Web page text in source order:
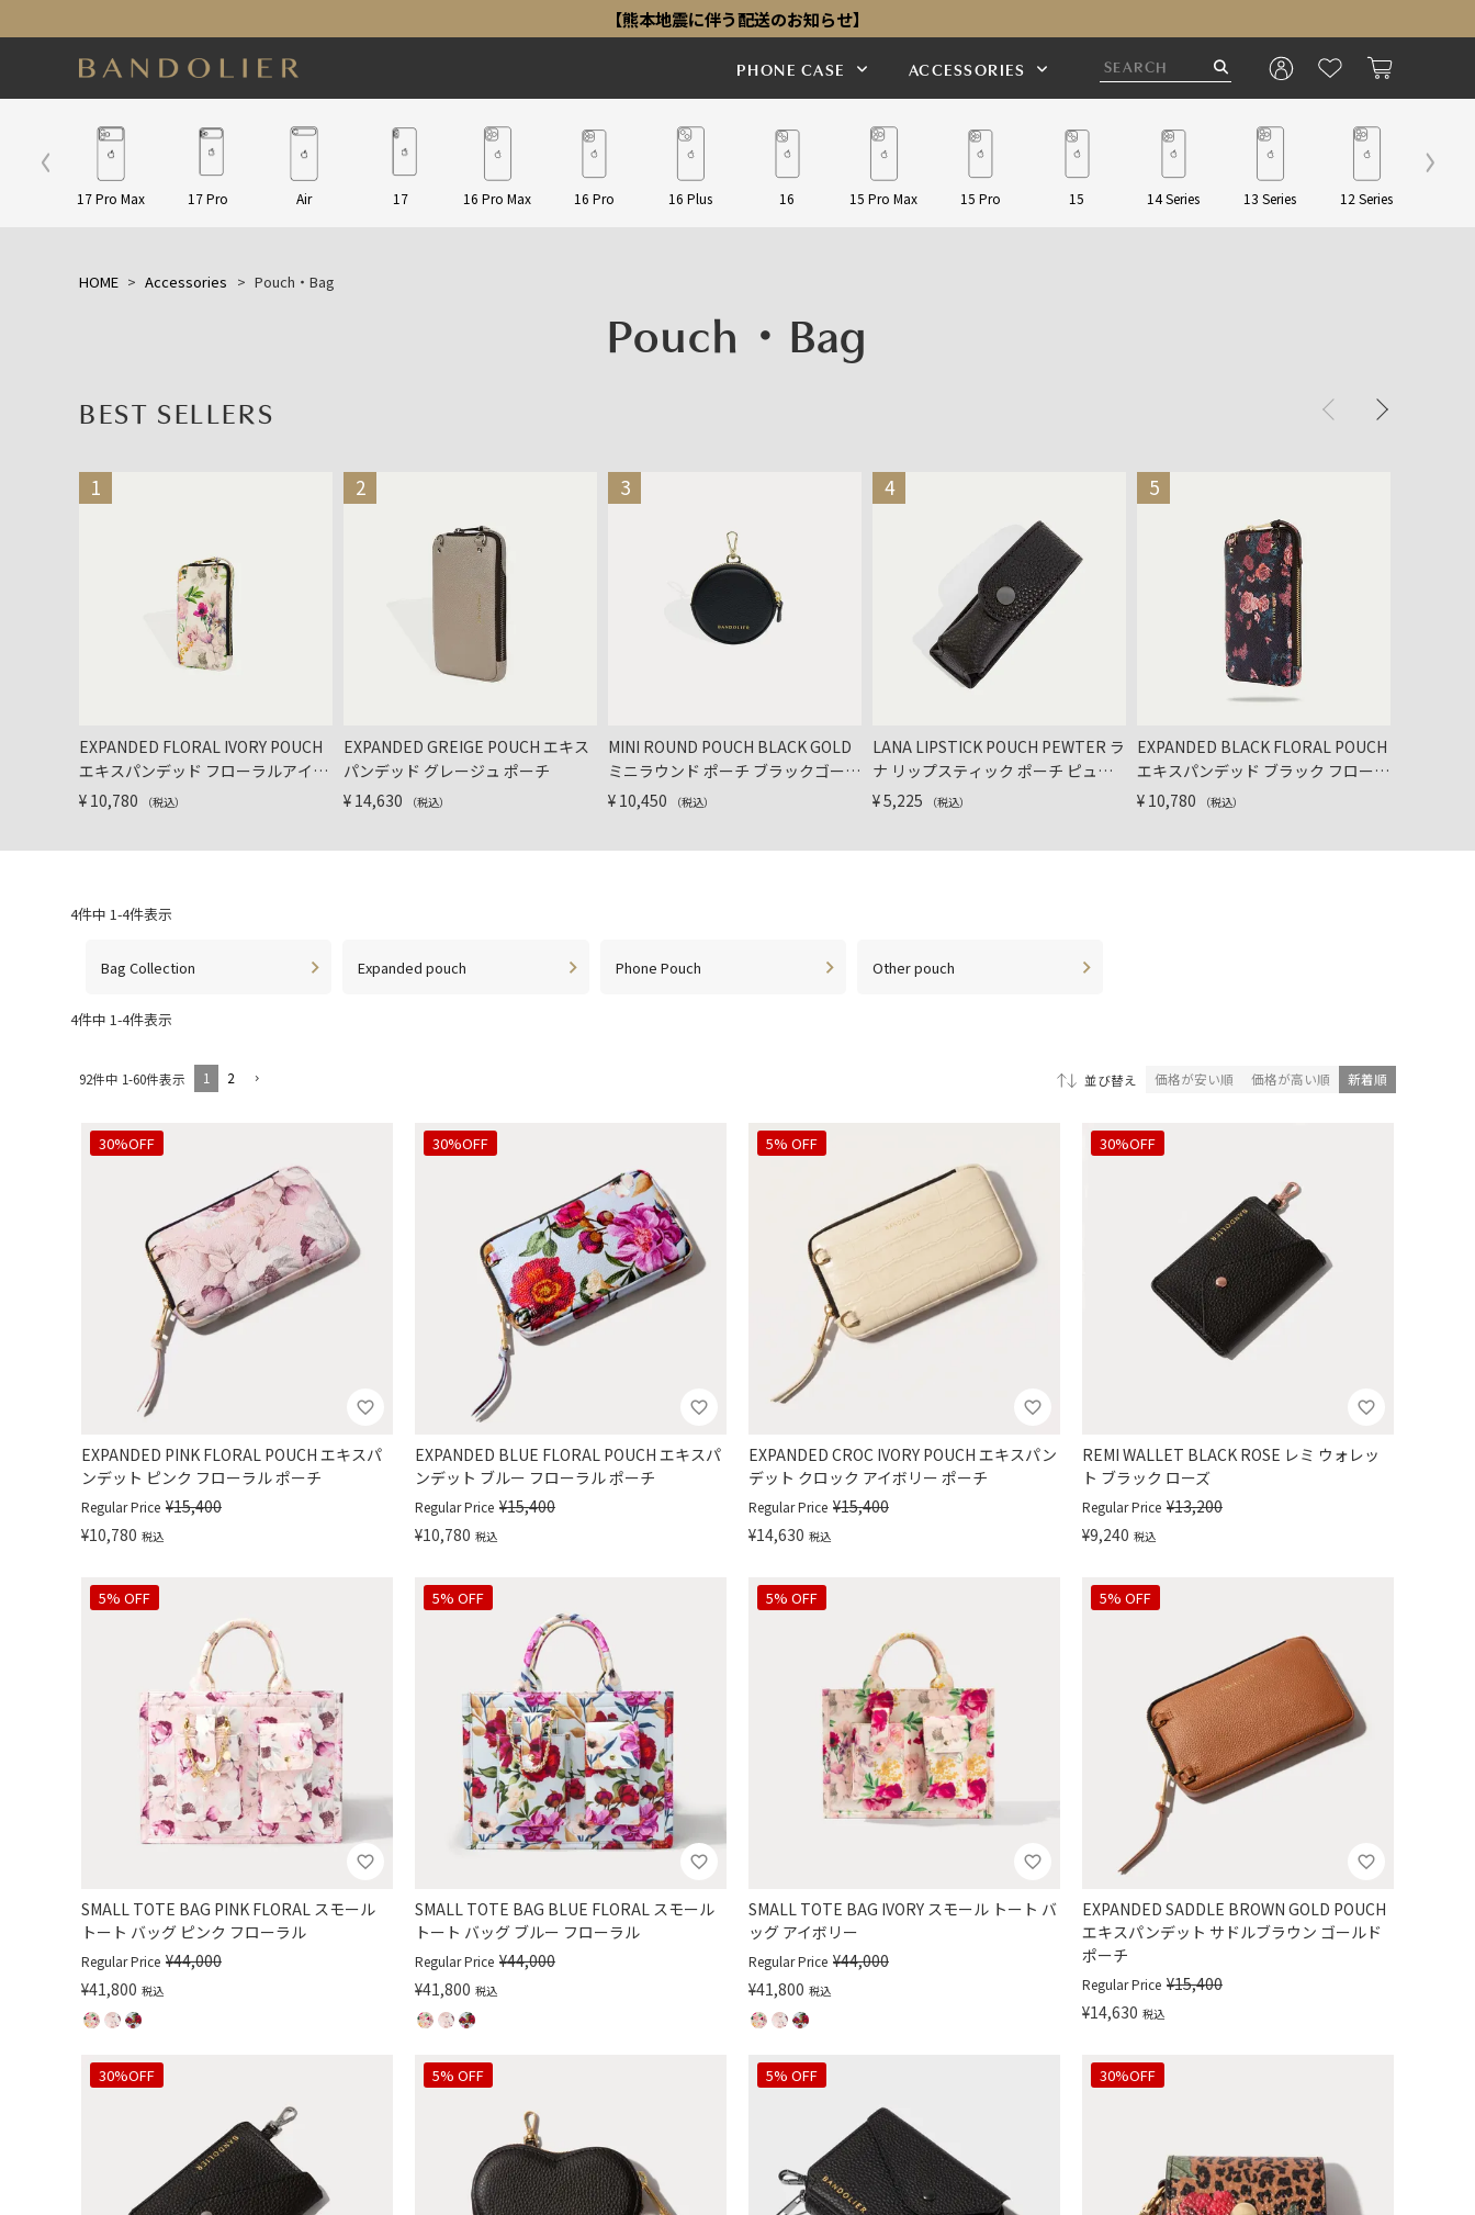
【熊本地震に伴う配送のお知らせ】
PHONE CASE ACCESSORIES
17 Pro Max 17 Pro Air 17 16 Pro Max 16 Pro 16 Plus 16 15 Pro Max 15 Pro 15 14 Series 13 Series 12 Series
HOME Accessories Pouch・Bag
Pouch・Bag
BEST SELLERS
1
EXPANDED FLORAL IVORY POUCH
エキスパンデッド フローラルアイボ
リー ポーチ
¥ 10,780 （税込）
2
EXPANDED GREIGE POUCH エキス
パンデッド グレージュ ポーチ
¥ 14,630 （税込）
3
MINI ROUND POUCH BLACK GOLD
ミニラウンド ポーチ ブラックゴール
ド
¥ 10,450 （税込）
4
LANA LIPSTICK POUCH PEWTER ラ
ナ リップスティック ポーチ ピュー
ター
¥5,225 （税込）
5
EXPANDED BLACK FLORAL POUCH
エキスパンデッド ブラック フローラ
ル ポーチ
¥ 10,780 （税込）
4件中 1-4件表示
Bag Collection Expanded pouch Phone Pouch Other pouch
4件中 1-4件表示
並び替え 価格が安い順 価格が高い順 新着順
92件中 1-60件表示 1 2
EXPANDED PINK FLORAL POUCH エキスパ
ンデット ピンク フローラル ポーチ
30%OFF
Regular Price ¥15,400
¥10,780 税込
EXPANDED BLUE FLORAL POUCH エキスパ
ンデット ブルー フローラル ポーチ
30%OFF
Regular Price ¥15,400
¥10,780 税込
EXPANDED CROC IVORY POUCH エキスパン
デット クロック アイボリー ポーチ
5% OFF
Regular Price ¥15,400
¥14,630 税込
REMI WALLET BLACK ROSE レミ ウォレッ
ト ブラック ローズ
30%OFF
Regular Price ¥13,200
¥9,240 税込
SMALL TOTE BAG PINK FLORAL スモール
トート バッグ ピンク フローラル
5% OFF
Regular Price ¥44,000
¥41,800 税込
SMALL TOTE BAG BLUE FLORAL スモール
トート バッグ ブルー フローラル
5% OFF
Regular Price ¥44,000
¥41,800 税込
SMALL TOTE BAG IVORY スモール トート バ
ッグ アイボリー
5% OFF
Regular Price ¥44,000
¥41,800 税込
EXPANDED SADDLE BROWN GOLD POUCH
エキスパンデット サドルブラウン ゴールド
ポーチ
5% OFF
Regular Price ¥15,400
¥14,630 税込
30%OFF 5% OFF 5% OFF 30%OFF